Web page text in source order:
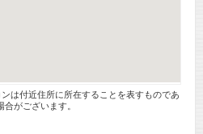
は付近住所に所在することを表すものであ
がございます。